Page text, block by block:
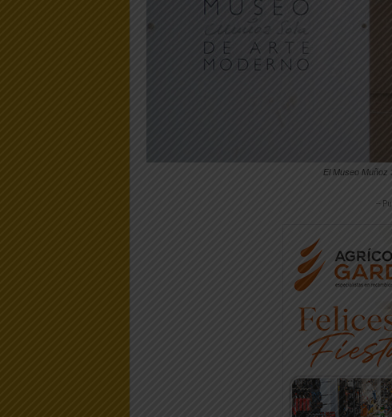
El Museo Muñoz
--